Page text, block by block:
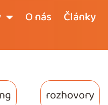
O nás Články
rozhovory